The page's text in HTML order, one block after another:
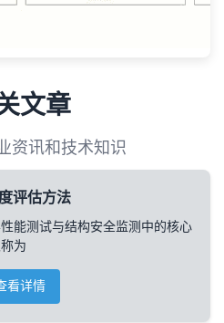
文章
资讯和技术知识
评估方法
能测试与结构安全监测中的核心
为
看详情